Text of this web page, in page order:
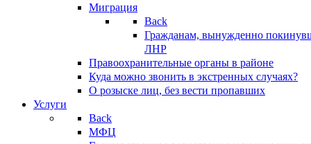
Миграция
Back
Гражданам, вынужденно
ЛНР
Правоохранительные органы в районе
Куда можно звонить в экстренных случаях?
О розыске лиц, без вести пропавших
Услуги
Back
МФЦ